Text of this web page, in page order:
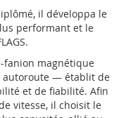
il développa le
performant et le
magnétique
autoroute — établit de
et de fiabilité. Afin
vitesse, il choisit le